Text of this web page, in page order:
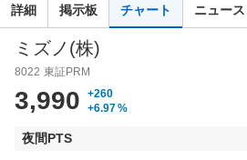
索
詳細 掲示板 チャート ニュース
ミズノ(株)
8022 東証PRM
3,990
+260
+6.97%
夜間PTS